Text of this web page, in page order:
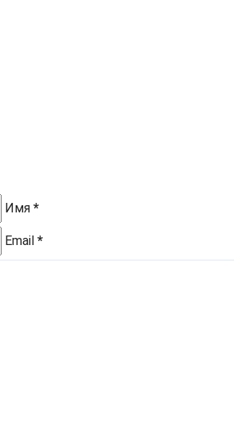
Имя *
Email *